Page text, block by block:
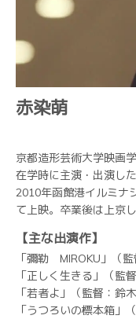
赤染萌
京都造形芸術大学映画
在学時に主演・出演し
2010年函館港イルミナ
て上映。卒業後は上京
【主な出演作】
「彌勒 MIROKU」（監
「正しく生きる」（監
「若者よ」（監督：鈴木
「うつろいの標本箱」